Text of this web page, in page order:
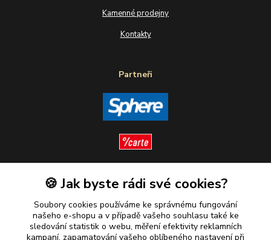
Kamenné prodejny
Kontakty
Partneři
Sledujte nás
🍪 Jak byste rádi své cookies?
Soubory cookies používáme ke správnému fungování
našeho e-shopu a v případě vašeho souhlasu také ke
sledování statistik o webu, měření efektivity reklamních
kampaní, zapamatování vašeho oblíbeného nastavení při